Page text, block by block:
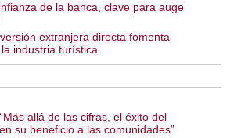
de la banca, clave para auge
extranjera directa fomenta
industria turística
allá de las cifras, el éxito del
su beneficio a las comunidades”